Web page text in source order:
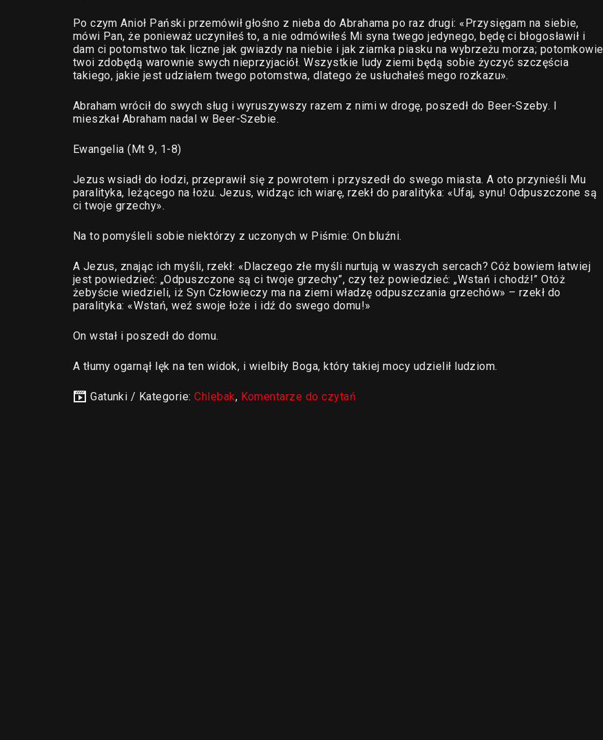
Po czym Anioł Pański przemówił głośno z nieba do Abrahama po raz drugi: «Przysięgam na siebie,
mówi Pan, że ponieważ uczyniłeś to, a nie odmówiłeś Mi syna twego jedynego, będę ci błogosławił i
dam ci potomstwo tak liczne jak gwiazdy na niebie i jak ziarnka piasku na wybrzeżu morza; potomkowie
twoi zdobędą warownie swych nieprzyjaciół. Wszystkie ludy ziemi będą sobie życzyć szczęścia
takiego, jakie jest udziałem twego potomstwa, dlatego że usłuchałeś mego rozkazu».
Abraham wrócił do swych sług i wyruszywszy razem z nimi w drogę, poszedł do Beer-Szeby. I
mieszkał Abraham nadal w Beer-Szebie.
Ewangelia (Mt 9, 1-8)
Jezus wsiadł do łodzi, przeprawił się z powrotem i przyszedł do swego miasta. A oto przynieśli Mu
paralityka, leżącego na łożu. Jezus, widząc ich wiarę, rzekł do paralityka: «Ufaj, synu! Odpuszczone są
ci twoje grzechy».
Na to pomyśleli sobie niektórzy z uczonych w Piśmie: On bluźni.
A Jezus, znając ich myśli, rzekł: «Dlaczego złe myśli nurtują w waszych sercach? Cóż bowiem łatwiej
jest powiedzieć: „Odpuszczone są ci twoje grzechy”, czy też powiedzieć: „Wstań i chodź!” Otóż
żebyście wiedzieli, iż Syn Człowieczy ma na ziemi władzę odpuszczania grzechów» – rzekł do
paralityka: «Wstań, weź swoje łoże i idź do swego domu!»
On wstał i poszedł do domu.
A tłumy ogarnął lęk na ten widok, i wielbiły Boga, który takiej mocy udzielił ludziom.
Gatunki / Kategorie:Chlebak, Komentarze do czytań